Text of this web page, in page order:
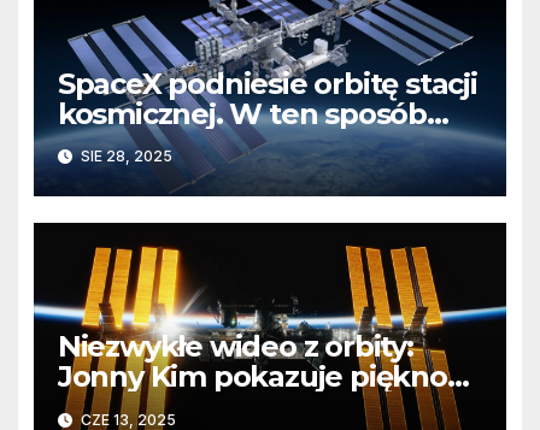
SpaceX podniesie orbitę stacji
kosmicznej. W ten sposób
przetestuje system, który
zakończy projekt ISS
SIE 28, 2025
Niezwykłe wideo z orbity:
Jonny Kim pokazuje piękno
Ziemi z pokładu ISS
CZE 13, 2025